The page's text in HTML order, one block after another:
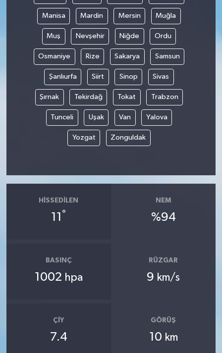
Manisa Mardin Mersin Muğla
Muş Nevşehir Niğde Ordu
Osmaniye Rize Sakarya Samsun
Şanlıurfa Siirt Sinop Sivas
Şırnak Tekirdağ Tokat Trabzon
Tunceli Uşak Van Yalova
Yozgat Zonguldak
HISSEDILEN
11 °
NEM
%94
BASINÇ
1002 hpa
RÜZGAR
9 km/s
ÇIY
7.4
GÖRÜŞ
10 km